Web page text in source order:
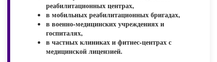
реабилитационных центрах,
в мобильных реабилитационных бригадах,
в военно-медицинских учреждениях и
госпиталях,
в частных клиниках и фитнес-центрах с
медицинской лицензией.